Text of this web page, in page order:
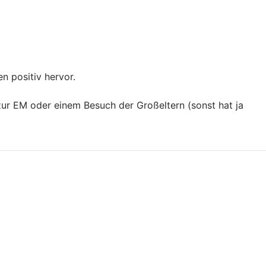
positiv hervor.
EM oder einem Besuch der Großeltern (sonst hat ja